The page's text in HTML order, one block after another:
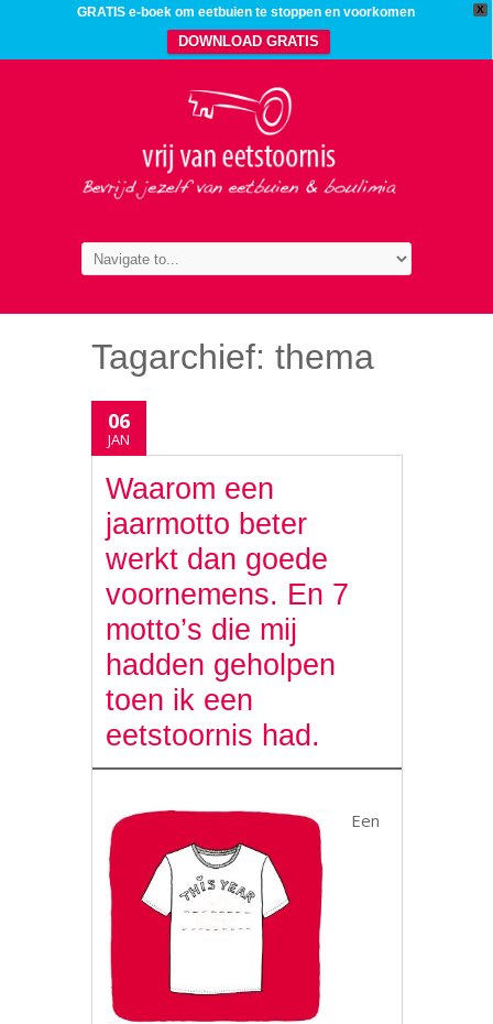
X
GRATIS e-boek om eetbuien te stoppen en voorkomen
DOWNLOAD GRATIS
Tagarchief: thema
06
JAN
Waarom een
jaarmotto beter
werkt dan goede
voornemens. En 7
motto’s die mij
hadden geholpen
toen ik een
eetstoornis had.
Een